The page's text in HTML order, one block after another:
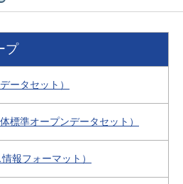
プ
ータセット）
標準オープンデータセット）
報フォーマット）